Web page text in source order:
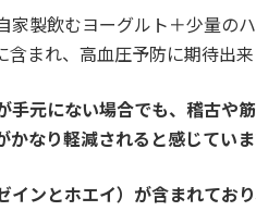
製飲むヨーグルト＋少量の
まれ、高血圧予防に期待出
手元にない場合でも、稽古や
なり軽減されると感じていま
インとホエイ）が含まれてお